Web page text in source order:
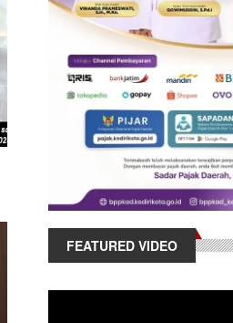
FEATURED VIDEO